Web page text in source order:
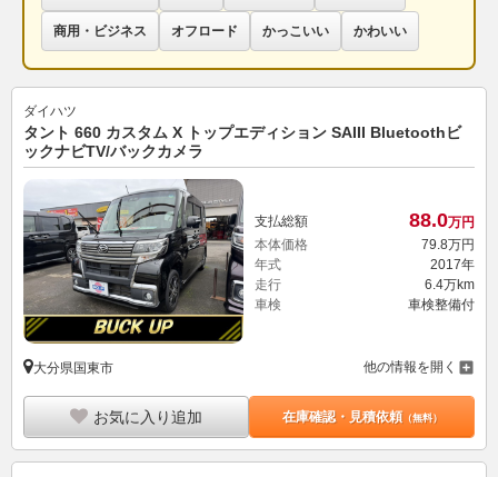
商用・ビジネス オフロード かっこいい かわいい
ダイハツ
タント 660 カスタム X トップエディション SAIII Bluetoothビ
ックナビTV/バックカメラ
支払総額 88.0万円
本体価格
79. 8万円
年式
2017年
走行
6.4万km
車検
車検整備付
大分県国東市 他の情報を開く
お気に入り追加 在庫確認・見積依頼（無料）